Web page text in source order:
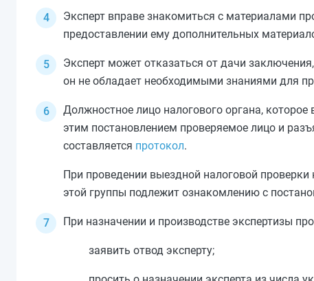
Эксперт вправе знакомиться с материалами
предоставлении ему дополнительных
Эксперт может отказаться от дачи
он не обладает необходимыми знаниями для
Должностное лицо налогового органа,
этим постановлением проверяемое лицо и
составляется протокол.
При проведении выездной налоговой
этой группы подлежит ознакомлению с
При назначении и производстве экспертизы
заявить отвод эксперту;